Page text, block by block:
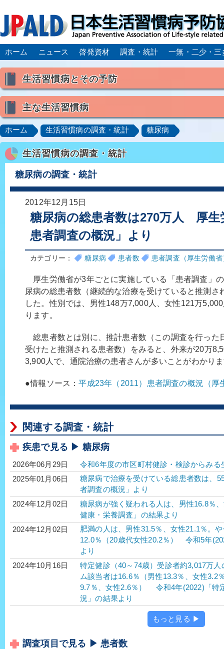
ホーム ニュース 啓発資材 調査・統計 一無・二少・三
生活習慣病とその予防
喫煙
食生活
主な生活習慣病
高血圧 脂質異常症（高脂血症） 糖尿病
肥満症／メタボリックシンドローム
動脈硬化
心
脂肪肝／NAFLD／NASH
アルコール肝疾患
ロコモティブシンドローム／サルコペニア／フレイル
ホーム 生活習慣病の調査・統計 糖尿病
生活習慣病の調査・統計
糖尿病の調査・統計
2012年12月15日
糖尿病の総患者数は270万人 厚生
患者調査の概況」より
カテゴリー： 糖尿病 患者数 患者調査（厚生労働省
厚生労働省が3年ごとに実施している「患者調査」
尿病の総患者数（継続的な治療を受けていると推測さ
した。性別では、男性148万7,000人、女性121万
ります。
総患者数とは別に、推計患者数（この調査を行った
受けたと推測される患者数）をみると、外来が20万
3,900人で、通院治療の患者さんが多いことがわかり
●情報ソース：平成23年（2011）患者調査の概況（厚
関連する調査・統計
疾患で見る ▶ 糖尿病
2026年06月29日
令和6年度の市区町村健診・検診からみ
2025年01月06日
糖尿病で治療を受けている総患者数は
者調査の概況」より
2024年12月02日
糖尿病が強く疑われる人は、男性16.8％
健康・栄養調査」の結果より
2024年12月02日
肥満の人は、男性31.5％、女性21.1％。
12.0％（20歳代女性20.2％） 令和5年
より
2024年10月16日
特定健診（40～74歳）受診者約3,017万
ム該当者は16.6％（男性13.3％、女性3.2
9.7％、女性2.6％） 令和4年(2022)「特
況」の結果より
もっと見る ▶
調査項目で見る ▶ 患者数